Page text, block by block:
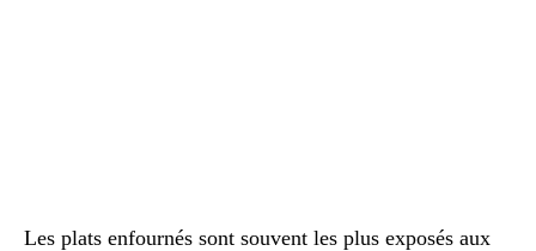
Les plats enfournés sont souvent les plus exposés aux